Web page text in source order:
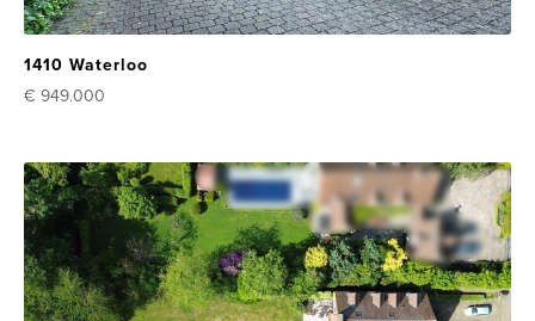
1410 Waterloo
€ 949.000